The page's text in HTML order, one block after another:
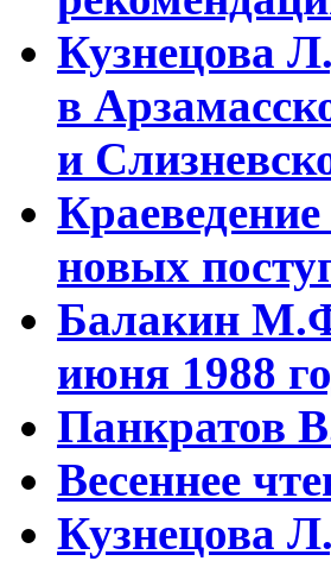
Кузнецова
в
и
новых
Балакин
июня 1988
Панкратов
Весеннее
Кузнецова